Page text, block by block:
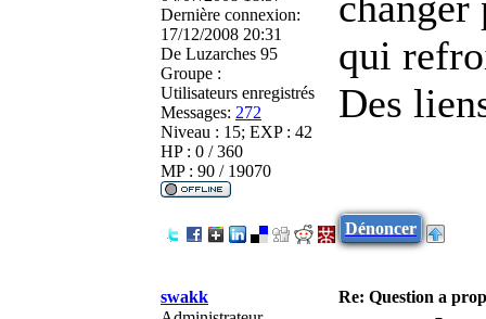
Dernière connexion:
17/12/2008 20:31
De Luzarches 95
Groupe :
Utilisateurs enregistrés
Messages: 272
Niveau : 15; EXP : 42
HP : 0 / 360
MP : 90 / 19070
qui
Des
Dénoncer
swakk
Re: Question a